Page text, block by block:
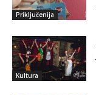
Priključenija
Kultura